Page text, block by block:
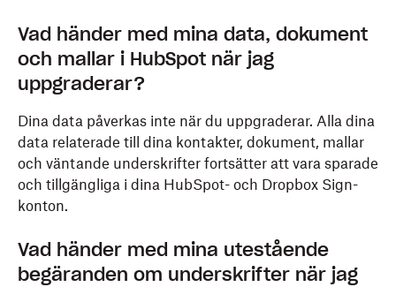
Vad händer med mina data, dokument
och mallar i HubSpot när jag
uppgraderar?
Dina data påverkas inte när du uppgraderar. Alla dina
data relaterade till dina kontakter, dokument, mallar
och väntande underskrifter fortsätter att vara sparade
och tillgängliga i dina HubSpot- och Dropbox Sign-
konton.
Vad händer med mina utestående
begäranden om underskrifter när jag